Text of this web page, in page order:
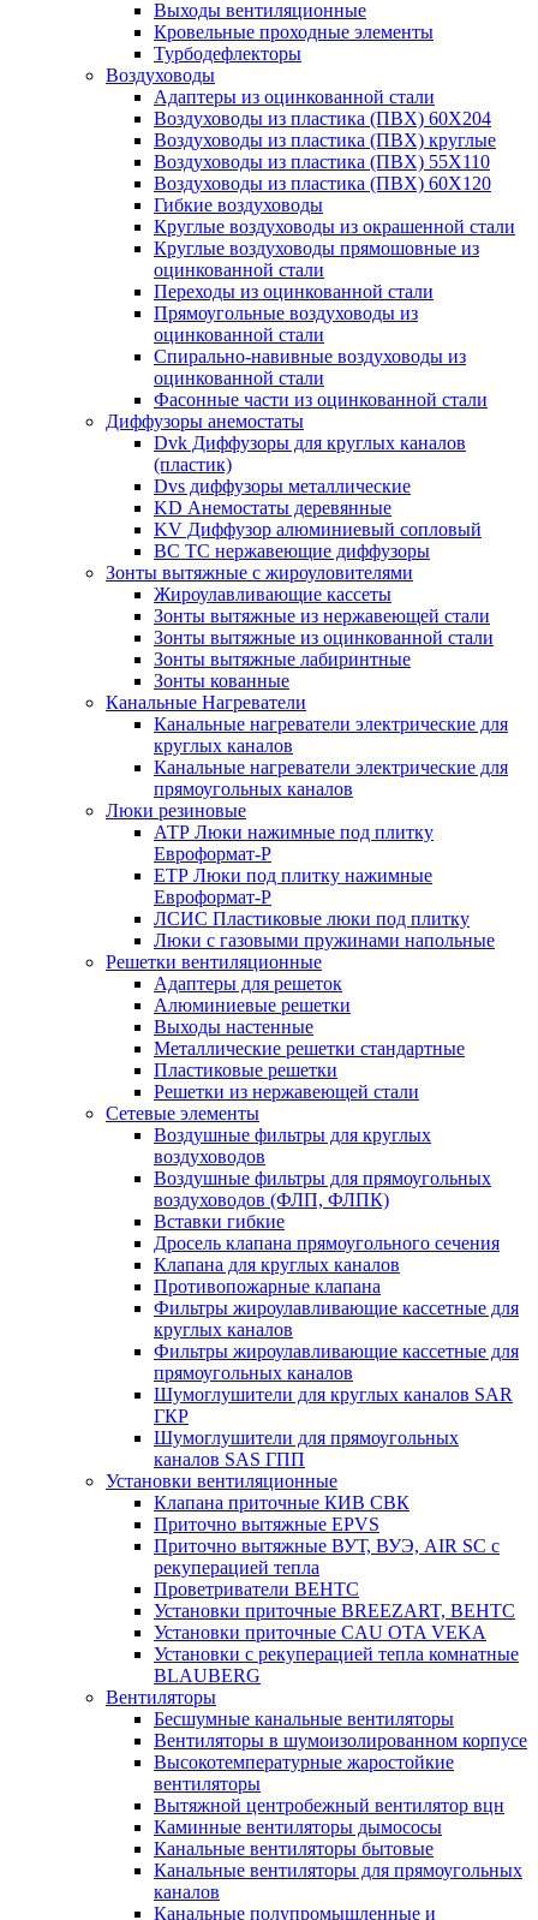
Выходы вентиляционные
Кровельные проходные элементы
Турбодефлекторы
Воздуховоды
Адаптеры из оцинкованной стали
Воздуховоды из пластика (ПВХ) 60Х204
Воздуховоды из пластика (ПВХ) круглые
Воздуховоды из пластика (ПВХ) 55Х110
Воздуховоды из пластика (ПВХ) 60Х120
Гибкие воздуховоды
Круглые воздуховоды из окрашенной стали
Круглые воздуховоды прямошовные из
оцинкованной стали
Переходы из оцинкованной стали
Прямоугольные воздуховоды из
оцинкованной стали
Спирально-навивные воздуховоды из
оцинкованной стали
Фасонные части из оцинкованной стали
Диффузоры анемостаты
Dvk Диффузоры для круглых каналов
(пластик)
Dvs диффузоры металлические
KD Анемостаты деревянные
KV Диффузор алюминиевый сопловый
ВС ТС нержавеющие диффузоры
Зонты вытяжные с жироуловителями
Жироулавливающие кассеты
Зонты вытяжные из нержавеющей стали
Зонты вытяжные из оцинкованной стали
Зонты вытяжные лабиринтные
Зонты кованные
Канальные Нагреватели
Канальные нагреватели электрические для
круглых каналов
Канальные нагреватели электрические для
прямоугольных каналов
Люки резиновые
АТР Люки нажимные под плитку
Евроформат-Р
ЕТР Люки под плитку нажимные
Евроформат-Р
ЛСИС Пластиковые люки под плитку
Люки с газовыми пружинами напольные
Решетки вентиляционные
Адаптеры для решеток
Алюминиевые решетки
Выходы настенные
Металлические решетки стандартные
Пластиковые решетки
Решетки из нержавеющей стали
Сетевые элементы
Воздушные фильтры для круглых
воздуховодов
Воздушные фильтры для прямоугольных
воздуховодов (ФЛП, ФЛПК)
Вставки гибкие
Дросель клапана прямоугольного сечения
Клапана для круглых каналов
Противопожарные клапана
Фильтры жироулавливающие кассетные для
круглых каналов
Фильтры жироулавливающие кассетные для
прямоугольных каналов
Шумоглушители для круглых каналов SAR
ГКР
Шумоглушители для прямоугольных
каналов SAS ГПП
Установки вентиляционные
Клапана приточные КИВ СВК
Приточно вытяжные EPVS
Приточно вытяжные ВУТ, ВУЭ, AIR SC с
рекуперацией тепла
Проветриватели ВЕНТС
Установки приточные BREEZART, ВЕНТС
Установки приточные CAU OTA VEKA
Установки с рекуперацией тепла комнатные
BLAUBERG
Вентиляторы
Бесшумные канальные вентиляторы
Вентиляторы в шумоизолированном корпусе
Высокотемпературные жаростойкие
вентиляторы
Вытяжной центробежный вентилятор вцн
Каминные вентиляторы дымососы
Канальные вентиляторы бытовые
Канальные вентиляторы для прямоугольных
каналов
Канальные полупромышленные и